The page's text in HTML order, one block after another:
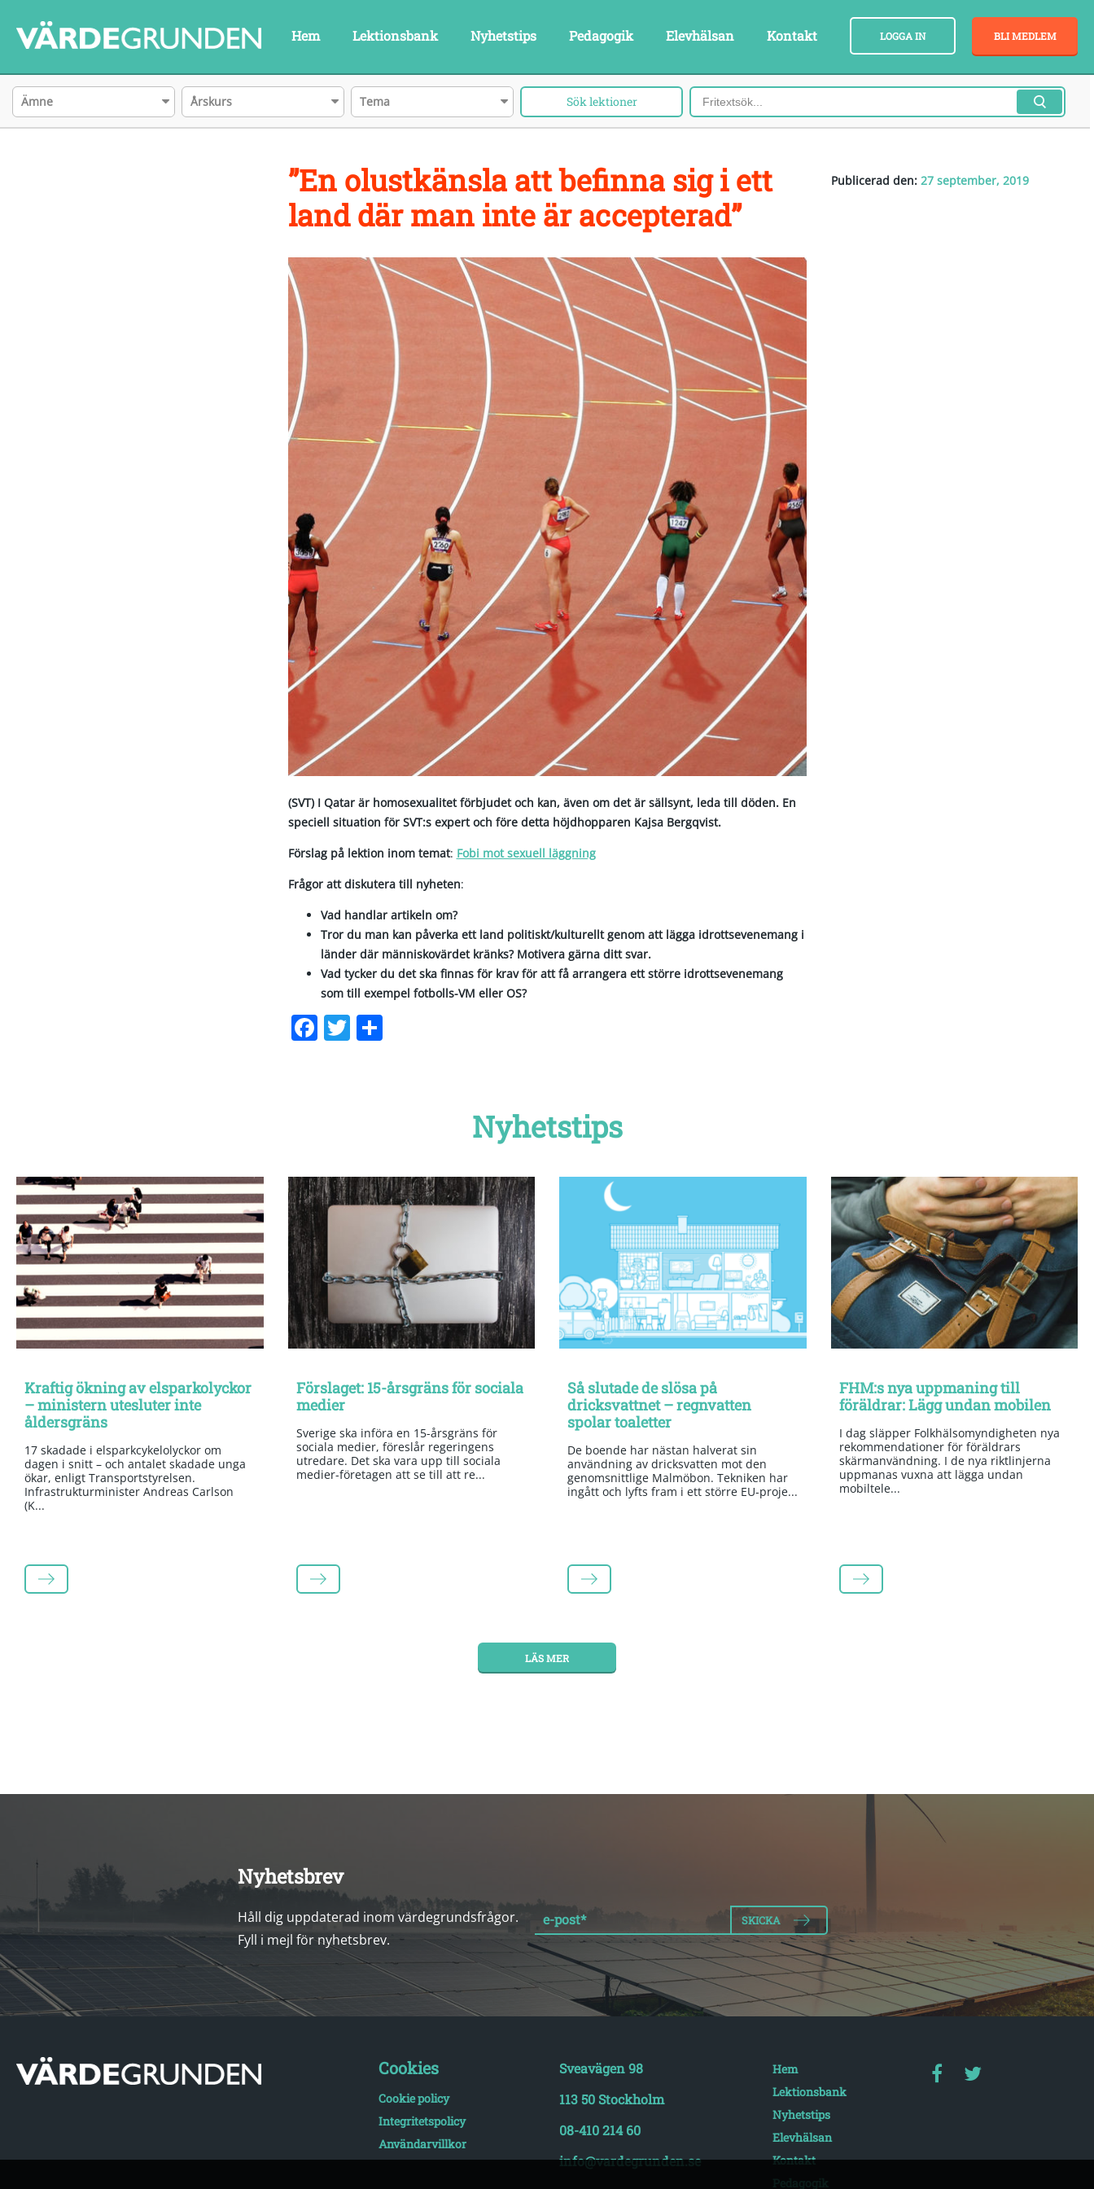
BLI MEDLEM
LOGGA IN
Hem Lektionsbank Nyhetstips Pedagogik Elevhälsan Kontakt
Ämne Årskurs Tema
Publicerad den: 27 september, 2019
”En olustkänsla att befinna sig i ett
land där man inte är accepterad”
(SVT) I Qatar är homosexualitet förbjudet och kan, även om det är sällsynt, leda till döden. En
speciell situation för SVT:s expert och före detta höjdhopparen Kajsa Bergqvist.
Förslag på lektion inom temat: Fobi mot sexuell läggning
Frågor att diskutera till nyheten:
Vad handlar artikeln om?
Tror du man kan påverka ett land politiskt/kulturellt genom att lägga idrottsevenemang i
länder där människovärdet kränks? Motivera gärna ditt svar.
Vad tycker du det ska finnas för krav för att få arrangera ett större idrottsevenemang
som till exempel fotbolls-VM eller OS?
Facebook
Twitter
Dela
Nyhetstips
Kraftig ökning av elsparkolyckor
– ministern utesluter inte
åldersgräns
17 skadade i elsparkcykelolyckor om
dagen i snitt – och antalet skadade unga
ökar, enligt Transportstyrelsen.
Infrastrukturminister Andreas Carlson
(K...
LÄS MER
Förslaget: 15-årsgräns för sociala
medier
Sverige ska införa en 15-årsgräns för
sociala medier, föreslår regeringens
utredare. Det ska vara upp till sociala
medier-företagen att se till att re...
LÄS MER
Så slutade de slösa på
dricksvattnet – regnvatten
spolar toaletter
De boende har nästan halverat sin
användning av dricksvatten mot den
genomsnittlige Malmöbon. Tekniken har
ingått och lyfts fram i ett större EU-proje...
LÄS MER
FHM:s nya uppmaning till
föräldrar: Lägg undan mobilen
I dag släpper Folkhälsomyndigheten nya
rekommendationer för föräldrars
skärmanvändning. I de nya riktlinjerna
uppmanas vuxna att lägga undan
mobiltele...
LÄS MER
LÄS MER
Nyhetsbrev
Håll dig uppdaterad inom värdegrundsfrågor.
Fyll i mejl för nyhetsbrev.
e-post*
Cookies
Cookie policy
Integritetspolicy
Användarvillkor
Sveavägen 98
113 50 Stockholm
08-410 214 60
info@vardegrunden.se
Hem
Lektionsbank
Nyhetstips
Elevhälsan
Kontakt